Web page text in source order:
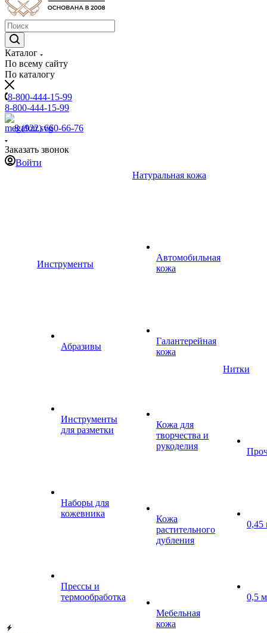
Каталог
По всему сайту
По каталогу
8-800-444-15-99
8-800-444-15-99
8 (922) 660-66-76
Заказать звонок
Войти
Инструменты
Абразивы
Инструменты
для разметки
Наборы для
кожевника
Прессы и
термообработка
Натуральная кожа
Автомобильная
кожа
Галантерейная
кожа
Кожа для
творчества и
рукоделия
Кожа
растительного
дубления
Мебельная
кожа
Нитки
0,45
0,5